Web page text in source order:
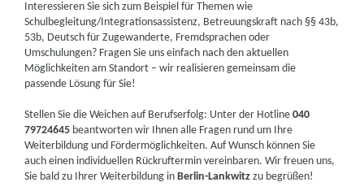
Interessieren Sie sich zum Beispiel für Themen wie
Schulbegleitung/Integrationsassistenz, Betreuungskraft nach §§ 43b,
53b, Deutsch für Zugewanderte, Fremdsprachen oder
Umschulungen? Fragen Sie uns einfach nach den aktuellen
Möglichkeiten am Standort – wir realisieren gemeinsam die
passende Lösung für Sie!
Stellen Sie die Weichen auf Berufserfolg: Unter der Hotline040
79724645 beantworten wir Ihnen alle Fragen rund um Ihre
Weiterbildung und Fördermöglichkeiten. Auf Wunsch können Sie
auch einen individuellen Rückruftermin vereinbaren. Wir freuen uns,
Sie bald zu Ihrer Weiterbildung inBerlin-Lankwitz zu begrüßen!